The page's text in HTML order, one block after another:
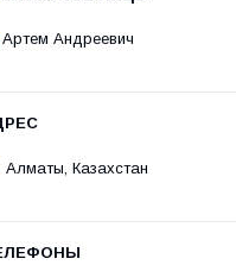
Артем Андреевич
Алматы, Казахстан